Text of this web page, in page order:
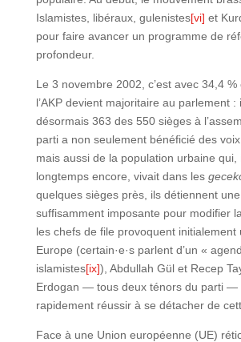
Islamistes, libéraux, gulenistes[vi] et
pour faire avancer un programme de
profondeur.
Le 3 novembre 2002, c’est avec 34,4 %
l’AKP devient majoritaire au parlement :
désormais 363 des 550 sièges à
parti a non seulement bénéficié des
mais aussi de la population urbaine qui,
longtemps encore, vivait dans les
quelques sièges près, ils détiennent
suffisamment imposante pour modifier
les chefs de file provoquent initialement
Europe (certain·e·s parlent d’un «
islamistes[ix]), Abdullah Gül et Recep
Erdogan — tous deux ténors du parti —
rapidement réussir à se détacher de
Face à une Union européenne (UE)